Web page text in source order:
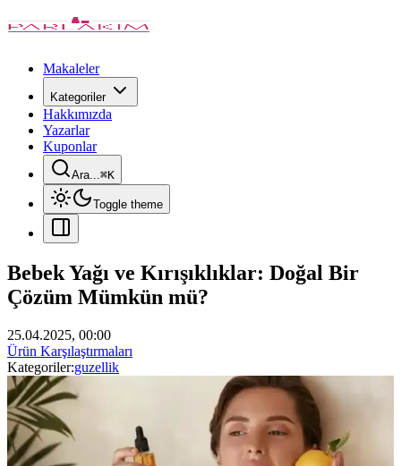
Makaleler
Kategoriler
Hakkımızda
Yazarlar
Kuponlar
Ara...⌘K
Toggle theme
Bebek Yağı ve Kırışıklıklar: Doğal Bir
Çözüm Mümkün mü?
25.04.2025, 00:00
Ürün Karşılaştırmaları
Kategoriler:guzellik